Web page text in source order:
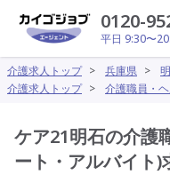
0120-
平日 9:30〜
介護求人トップ > 兵庫県 >
介護求人トップ > 介護職員・
ケア21明石の介護
ート・アルバイト